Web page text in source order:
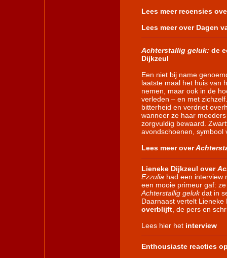
Lees meer recensies
Lees meer over Dagen
Achterstallig geluk: de
Dijkzeul
Een niet bij name
laatste maal het huis van
nemen, maar ook in de
verleden – en met
bitterheid en verdriet
wanneer ze haar
zorgvuldig bewaard.
avondschoenen, symbool
Lees meer over
Lieneke Dijkzeul over
Ezzulia had een interview
een mooie primeur gaf:
Achterstallig gelukdat in
Daarnaast vertelt
overblijft , de pers en
Lees hier het interview
Enthousiaste reacties